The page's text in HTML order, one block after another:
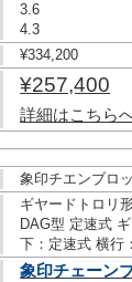
3.6
4.3
¥334,200
¥257,400
詳細はこちら
象印チエンブロ
ギヤードトロリ
DAG型 定速式
下：定速式 横行
象印チェーン